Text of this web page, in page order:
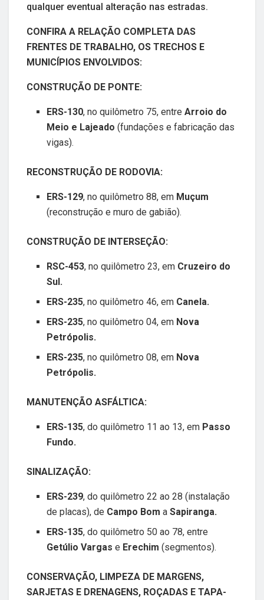
qualquer eventual alteração nas estradas.
CONFIRA A RELAÇÃO COMPLETA DAS
FRENTES DE TRABALHO, OS TRECHOS E
MUNICÍPIOS ENVOLVIDOS:
CONSTRUÇÃO DE PONTE:
ERS-130, no quilômetro 75, entreArroio do
Meio e Lajeado(fundações e fabricação das
vigas).
RECONSTRUÇÃO DE RODOVIA:
ERS-129, no quilômetro 88, em Muçum
(reconstrução e muro de gabião).
CONSTRUÇÃO DE INTERSEÇÃO:
RSC-453, no quilômetro 23, em Cruzeiro do
Sul.
ERS-235, no quilômetro 46, em Canela.
ERS-235, no quilômetro 04, em Nova
Petrópolis.
ERS-235, no quilômetro 08, em Nova
Petrópolis.
MANUTENÇÃO ASFÁLTICA:
ERS-135, do quilômetro 11 ao 13, em Passo
Fundo.
SINALIZAÇÃO:
ERS-239, do quilômetro 22 ao 28 (instalação
de placas), de Campo Bom aSapiranga.
ERS-135, do quilômetro 50 ao 78, entre
Getúlio Vargase Erechim (segmentos).
CONSERVAÇÃO, LIMPEZA DE MARGENS,
SARJETAS E DRENAGENS, ROÇADAS E TAPA-